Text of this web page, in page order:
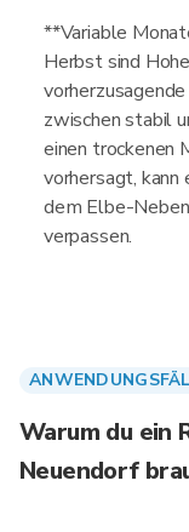
**Variable
Herbst sind
zwischen stabil
einen trockenen
vorhersagt,
dem Elbe-
verpassen.
Warum du ein
Neuendorf